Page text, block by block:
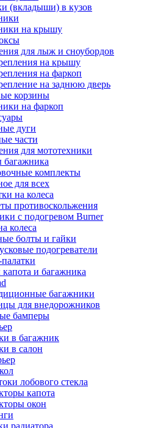
(вкладыши) в кузов
на крышу
для лыж и сноубордов
на крышу
на фаркоп
на заднюю дверь
корзины
на фаркоп
дуги
части
для мототехники
комплекты
для всех
на колеса
противоскольжения
с подогревом Burner
колеса
болты и гайки
подогреватели
и багажника
багажники
для внедорожников
бамперы
в багажник
в салон
лобового стекла
капота
окон
радиатора